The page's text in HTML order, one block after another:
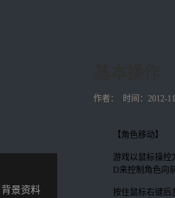
背景资料
作者： 时间：2012-
【角色移动】
游戏以鼠标操控
D来控制角色向
按住鼠标右键后